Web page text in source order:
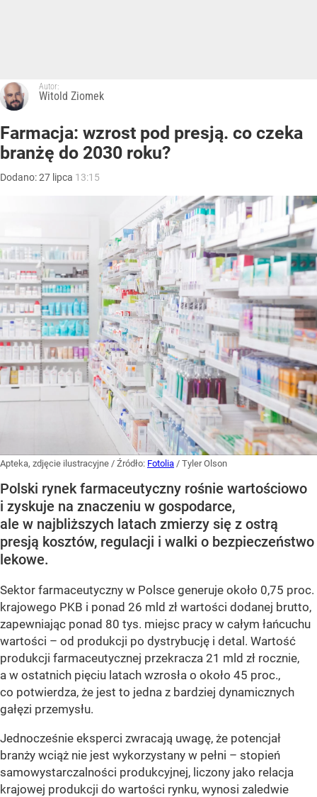
Autor:
Witold Ziomek
Farmacja: wzrost pod presją. co czeka
branżę do 2030 roku?
Dodano:27 lipca 13:15
Apteka, zdjęcie ilustracyjne / Źródło: Fotolia / Tyler Olson
Polski rynek farmaceutyczny rośnie wartościowo
i zyskuje na znaczeniu w gospodarce,
ale w najbliższych latach zmierzy się z ostrą
presją kosztów, regulacji i walki o bezpieczeństwo
lekowe.
Sektor farmaceutyczny w Polsce generuje około 0,75 proc.
krajowego PKB i ponad 26 mld zł wartości dodanej brutto,
zapewniając ponad 80 tys. miejsc pracy w całym łańcuchu
wartości – od produkcji po dystrybucję i detal. Wartość
produkcji farmaceutycznej przekracza 21 mld zł rocznie,
a w ostatnich pięciu latach wzrosła o około 45 proc.,
co potwierdza, że jest to jedna z bardziej dynamicznych
gałęzi przemysłu.
Jednocześnie eksperci zwracają uwagę, że potencjał
branży wciąż nie jest wykorzystany w pełni – stopień
samowystarczalności produkcyjnej, liczony jako relacja
krajowej produkcji do wartości rynku, wynosi zaledwie